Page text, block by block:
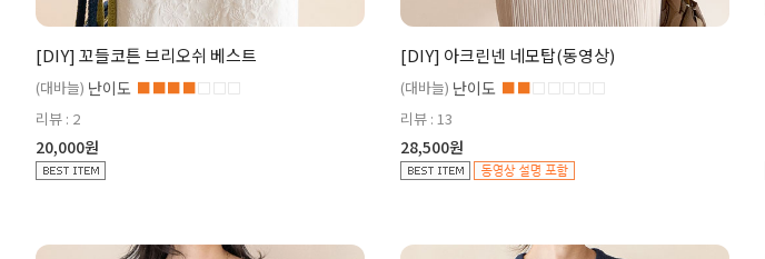
[DIY] 꼬들코튼 브리오쉬 베스트
(대바늘) 난이도 ■■■■□□□
리뷰 : 2
20,000원
[DIY] 아크린넨 네모탑(동영상)
(대바늘) 난이도 ■■□□□□□
리뷰 : 13
28,500원